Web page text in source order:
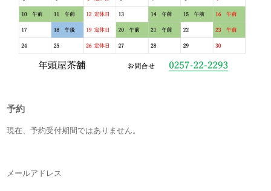
予約
現在、予約受付期間ではありません。
メールアドレス